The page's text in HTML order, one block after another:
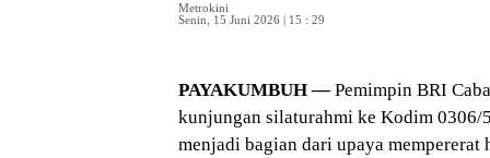
Metrokini
Senin, 15 Juni 2026 | 15 : 29
PAYAKUMBUH —Pemimpin BRI
kunjungan silaturahmi ke Kodim 0306/
menjadi bagian dari upaya mempererat